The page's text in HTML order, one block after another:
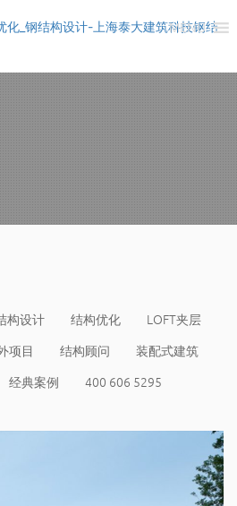
MENU
构设计 结构优化
LOFT夹层
项目 结构顾问
装配式建筑
经典案例 400 606 5295